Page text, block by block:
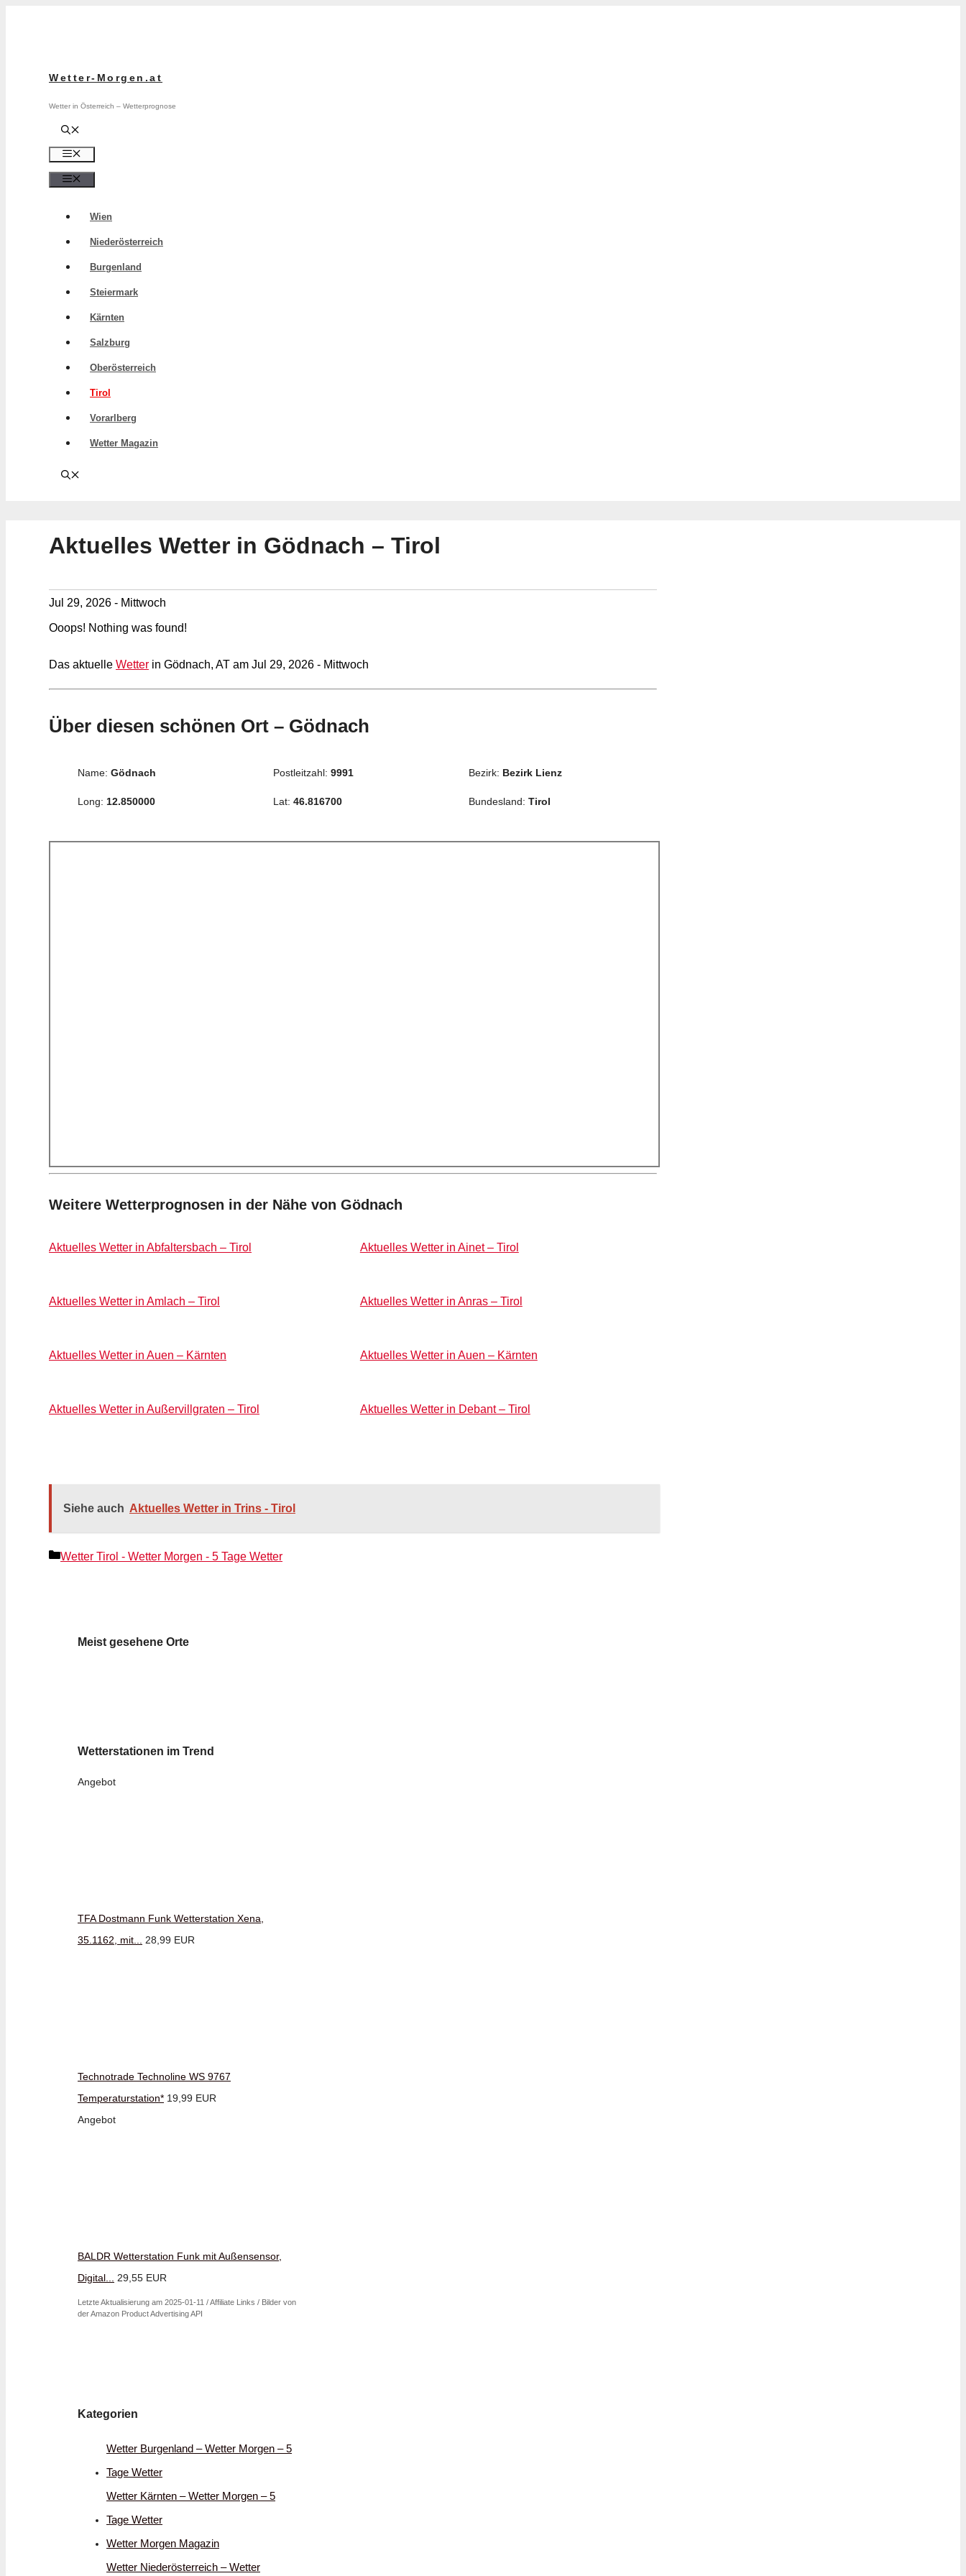
Wetter-Morgen.at
Wetter in Österreich – Wetterprognose
Wien
Niederösterreich
Burgenland
Steiermark
Kärnten
Salzburg
Oberösterreich
Tirol
Vorarlberg
Wetter Magazin
Aktuelles Wetter in Gödnach – Tirol
Jul 29, 2026 - Mittwoch
Ooops! Nothing was found!
Das aktuelle Wetter in Gödnach, AT am Jul 29, 2026 - Mittwoch
Über diesen schönen Ort – Gödnach
Name: Gödnach Postleitzahl: 9991 Bezirk: Bezirk Lienz
Long: 12.850000 Lat: 46.816700 Bundesland: Tirol
Weitere Wetterprognosen in der Nähe von Gödnach
Aktuelles Wetter in Abfaltersbach – Tirol Aktuelles Wetter in Ainet – Tirol
Aktuelles Wetter in Amlach – Tirol Aktuelles Wetter in Anras – Tirol
Aktuelles Wetter in Auen – Kärnten Aktuelles Wetter in Auen – Kärnten
Aktuelles Wetter in Außervillgraten – Tirol Aktuelles Wetter in Debant – Tirol
Siehe auch Aktuelles Wetter in Trins - Tirol
Kategorien
Wetter Tirol - Wetter Morgen - 5 Tage Wetter
Meist gesehene Orte
Wetterstationen im Trend
Angebot
TFA Dostmann Funk Wetterstation Xena,
35.1162, mit...
28,99 EUR
Technotrade Technoline WS 9767
Temperaturstation* 19,99 EUR
Angebot
BALDR Wetterstation Funk mit Außensensor,
Digital...
29,55 EUR
Letzte Aktualisierung am 2025-01-11 / Affiliate Links / Bilder von
der Amazon Product Advertising API
Kategorien
Wetter Burgenland – Wetter Morgen – 5
Tage Wetter
Wetter Kärnten – Wetter Morgen – 5
Tage Wetter
Wetter Morgen Magazin
Wetter Niederösterreich – Wetter